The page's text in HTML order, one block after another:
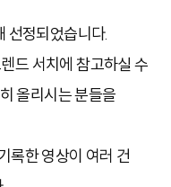
선정되었습니다.
드 서치에 참고하실 수
올리시는 분들을
록한 영상이 여러 건